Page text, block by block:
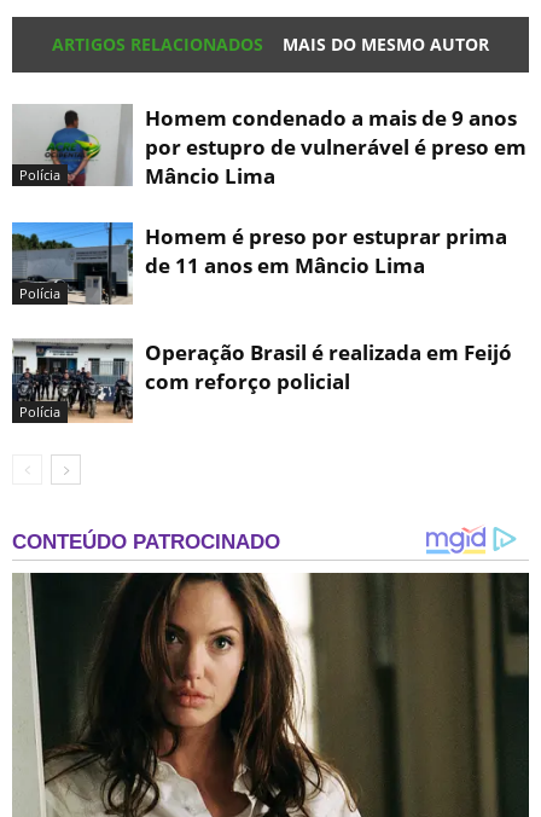
ARTIGOS RELACIONADOS MAIS DO MESMO AUTOR
Polícia
Homem condenado a mais de 9 anos
por estupro de vulnerável é preso em
Mâncio Lima
Polícia
Homem é preso por estuprar prima
de 11 anos em Mâncio Lima
Polícia
Operação Brasil é realizada em Feijó
com reforço policial